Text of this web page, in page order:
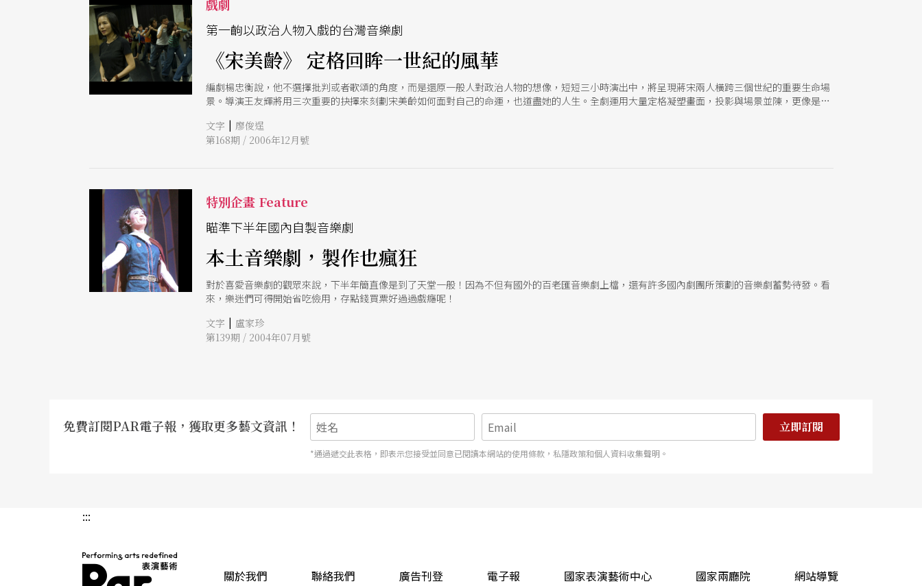
戲劇
第一齣以政治人物入戲的台灣音樂劇
《宋美齡》 定格回眸一世紀的風華
編劇楊忠衡說，他不選擇批判或者歌頌的角度，而是還原一般人對政治人物的想像，短短三小時演出中，將呈現蔣宋兩人橫跨三個世紀的重要生命場
景。導演王友輝將用三次重要的抉擇來刻劃宋美齡如何面對自己的命運，也道盡她的人生。全劇運用大量定格凝塑畫面，投影與場景並陳，更像是歷
文字 | 廖俊逞
第168期 / 2006年12月號
特別企畫 Feature
瞄準下半年國內自製音樂劇
本土音樂劇，製作也瘋狂
對於喜愛音樂劇的觀眾來說，下半年簡直像是到了天堂一般！因為不但有國外的百老匯音樂劇上檔，還有許多國內劇團所策劃的音樂劇蓄勢待發。看
來，樂迷們可得開始省吃儉用，存點錢買票好過過戲癮呢！
文字 | 盧家珍
第139期 / 2004年07月號
免費訂閱PAR電子報，獲取更多藝文資訊！ 立即訂閱
*通過遞交此表格，即表示您接受並同意已閱讀本網站的使用條款，私隱政策和個人資料收集聲明。
:::
關於我們 聯絡我們 廣告刊登 電子報 國家表演藝術中心 國家兩廳院 網站導覽